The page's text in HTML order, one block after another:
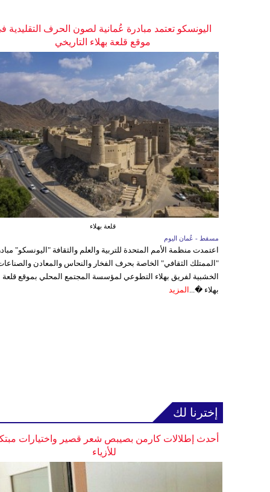
اليونسكو تعتمد مبادرة عُمانية لصون الحرف التقليدية
موقع قلعة بهلاء التاريخي
قلعة بهلاء
مسقط - عُمان اليوم
اعتمدت منظمة الأمم المتحدة للتربية والعلم والثقافة "اليونسكو"
"الممتلك الثقافي" الخاصة بحرف الفخار والنحاس والمعادن
الخشبية لفريق بهلاء التطوعي لمؤسسة المجتمع المحلي بموقع قلعة
بهلاء �... المزيد
إخترنا لك
أحدث إطلالات كارمن بصيبص شعر قصير واختيارات
للأزياء